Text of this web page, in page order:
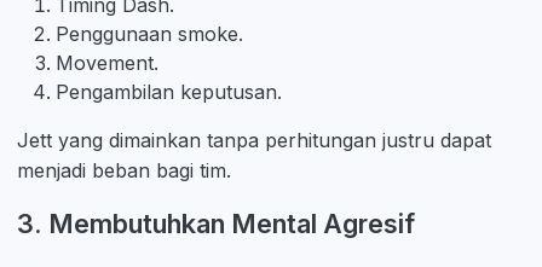
Timing Dash.
Penggunaan smoke.
Movement.
Pengambilan keputusan.
Jett yang dimainkan tanpa perhitungan justru dapat
menjadi beban bagi tim.
3. Membutuhkan Mental Agresif